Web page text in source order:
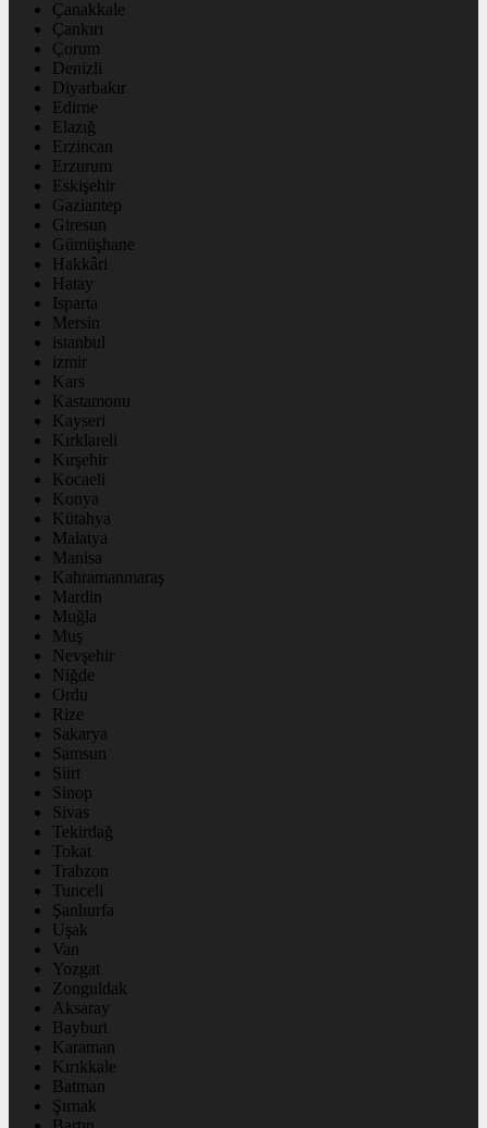
Çanakkale
Çankırı
Çorum
Denizli
Diyarbakır
Edirne
Elazığ
Erzincan
Erzurum
Eskişehir
Gaziantep
Giresun
Gümüşhane
Hakkâri
Hatay
Isparta
Mersin
istanbul
izmir
Kars
Kastamonu
Kayseri
Kırklareli
Kırşehir
Kocaeli
Konya
Kütahya
Malatya
Manisa
Kahramanmaraş
Mardin
Muğla
Muş
Nevşehir
Niğde
Ordu
Rize
Sakarya
Samsun
Siirt
Sinop
Sivas
Tekirdağ
Tokat
Trabzon
Tunceli
Şanlıurfa
Uşak
Van
Yozgat
Zonguldak
Aksaray
Bayburt
Karaman
Kırıkkale
Batman
Şırnak